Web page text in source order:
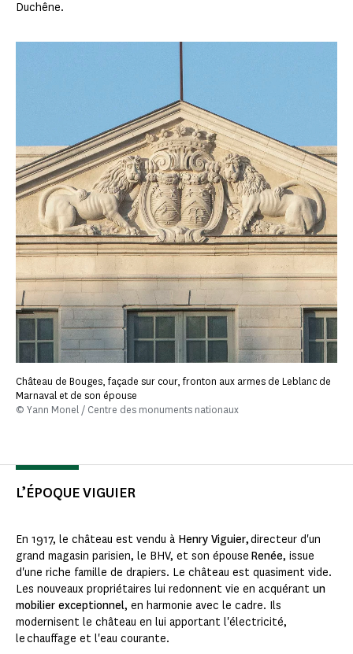
Duchêne.
Château de Bouges, façade sur cour, fronton aux armes de Leblanc de
Marnaval et de son épouse
© Yann Monel / Centre des monuments nationaux
L’ÉPOQUE VIGUIER
En 1917, le château est vendu à Henry Viguier,directeur d'un
grand magasin parisien, le BHV, et son épouse Renée, issue
d'une riche famille de drapiers. Le château est quasiment vide.
Les nouveaux propriétaires lui redonnent vie en acquérant un
mobilier exceptionnel, en harmonie avec le cadre. Ils
modernisent le château en lui apportant l'électricité,
le chauffage et l'eau courante.